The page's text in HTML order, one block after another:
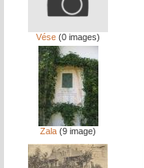
Vése (0 images)
Zala (9 image)